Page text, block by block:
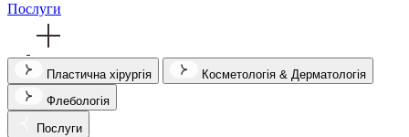
Послуги
Пластична хірургія
Косметологія & Дерматологія
Флебологія
Послуги